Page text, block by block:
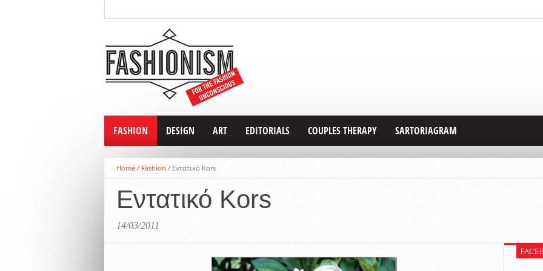
FASHION DESIGN ART EDITORIALS COUPLES THERAPY SARTORIAGRAM
Home / Fashion / Εντατικό Kors
Εντατικό Kors
14/03/2011